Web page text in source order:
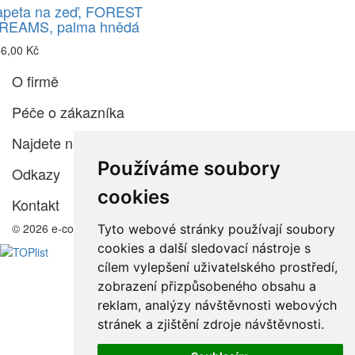
Používáme soubory
cookies
Tyto webové stránky používají soubory
cookies a další sledovací nástroje s
cílem vylepšení uživatelského prostředí,
zobrazení přizpůsobeného obsahu a
reklam, analýzy návštěvnosti webových
stránek a zjištění zdroje návštěvnosti.
na zeď, FOREST
palma hnědá
Kč
O firmě
Péče o zákazníka
Najdete nás
Odkazy
Kontakt
© 2026 e-color.cz